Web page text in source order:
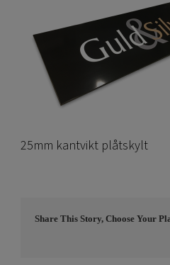
25mm kantvikt plåtskylt
Share This Story, Choose Your